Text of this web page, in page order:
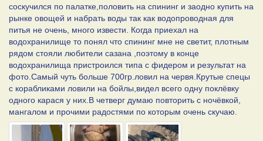
соскучился по палатке,половить на спининг и заодно купить на
рынке овощей и набрать воды так как водопроводная для
питья не очень, много извести. Когда приехал на
водохранилище то понял что спининг мне не светит, плотным
рядом стояли любители сазана ,поэтому в конце
водохранилища пристроился типа с фидером и результат на
фото.Самый чуть больше 700гр.ловил на червя.Крутые спецы
с корабликами ловили на бойлы,видел всего одну поклёвку
одного карася у них.В четверг думаю повторить с ночёвкой,
мангалом и прочими радостями по которым очень скучаю.